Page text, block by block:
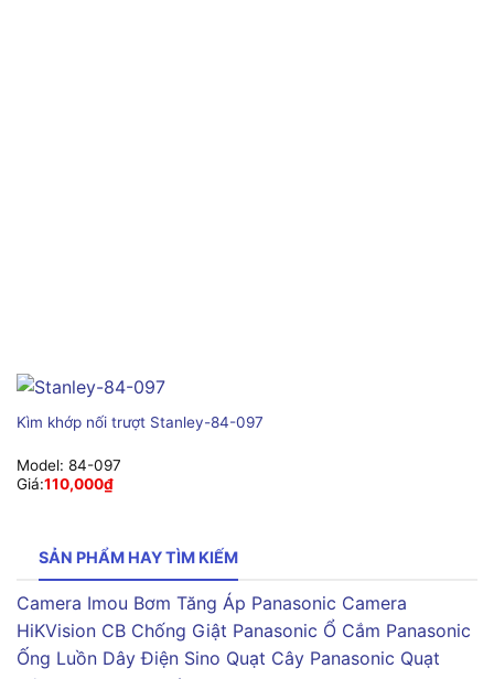
Kìm khớp nối trượt Stanley-84-097
Model: 84-097
Giá:110,000₫
SẢN PHẨM HAY TÌM KIẾM
Camera Imou Bơm Tăng Áp Panasonic Camera
HiKVision CB Chống Giật Panasonic Ổ Cắm Panasonic
Ống Luồn Dây Điện Sino Quạt Cây Panasonic Quạt